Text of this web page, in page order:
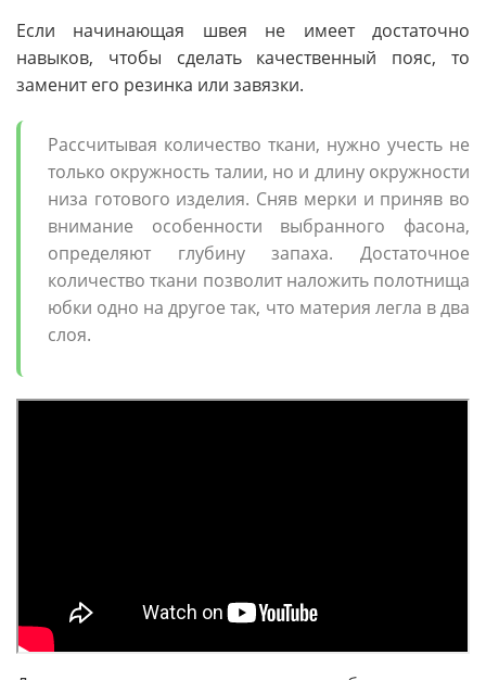
Если начинающая швея не имеет достаточно
навыков, чтобы сделать качественный пояс, то
заменит его резинка или завязки.
Рассчитывая количество ткани, нужно учесть не
только окружность талии, но и длину окружности
низа готового изделия. Сняв мерки и приняв во
внимание особенности выбранного фасона,
определяют глубину запаха. Достаточное
количество ткани позволит наложить полотнища
юбки одно на другое так, что материя легла в два
слоя.